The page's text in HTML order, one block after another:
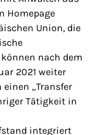
Homepage
Union, die
nach dem
2021 weiter
„Transfer
Tätigkeit in
integriert